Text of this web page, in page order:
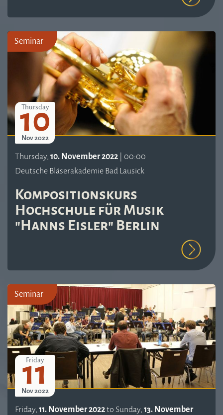
Seminar
Thursday
10
Nov 2022
Thursday, 10. November 2022 | 00:00
Deutsche Bläserakademie Bad Lausick
Kompositionskurs
Hochschule für Musik
"Hanns Eisler" Berlin
Seminar
Friday
11
Nov 2022
Friday, 11. November 2022to Sunday, 13. November